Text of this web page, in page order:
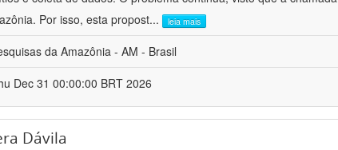
Por isso, esta propost... leia mais
da Amazônia - AM - Brasil
Dec 31 00:00:00 BRT 2026
Dávila